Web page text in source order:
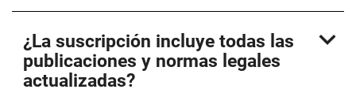
¿La suscripción incluye todas las
publicaciones y normas legales
actualizadas?
expand_more